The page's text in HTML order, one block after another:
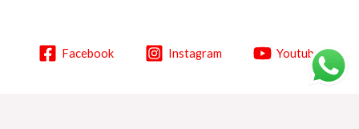
Facebook Instagram Youtube